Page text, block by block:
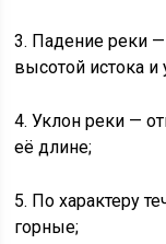
3. Падение реки
высотой истока и
4. Уклон реки —
её длине;
5. По характеру
горные;